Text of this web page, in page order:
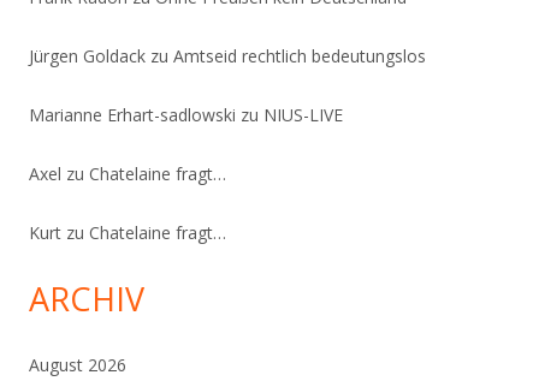
Jürgen Goldack zu Amtseid rechtlich bedeutungslos
Marianne Erhart-sadlowski zu NIUS-LIVE
Axel zu Chatelaine fragt…
Kurt zu Chatelaine fragt…
ARCHIV
August 2026